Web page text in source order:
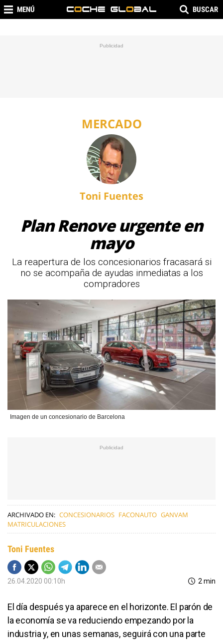
MENÚ BUSCAR
MERCADO
Toni Fuentes
Imagen de un concesionario de Barcelona
Plan Renove urgente en
mayo
La reapertura de los concesionarios fracasará si
no se acompaña de ayudas inmediatas a los
compradores
ARCHIVADO EN: CONCESIONARIOS FACONAUTO GANVAM
MATRICULACIONES
Toni Fuentes
26.04.2020 00:10h 2 min
El día después ya aparece en el horizonte. El parón de
la economía se va reduciendo empezando por la
industria y, en unas semanas, seguirá con una parte